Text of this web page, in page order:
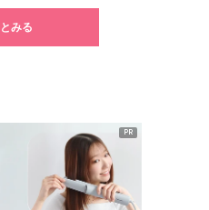
みる
PR